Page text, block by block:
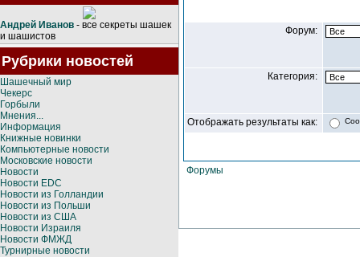
Андрей Иванов - все секреты шашек
и шашистов
Рубрики новостей
Шашечный мир
Чекерс
Горбыли
Мнения...
Информация
Книжные новинки
Компьютерные новости
Московские новости
Новости
Новости EDC
Новости из Голландии
Новости из Польши
Новости из США
Новости Израиля
Новости ФМЖД
Турнирные новости
Форум:
Категория:
Отображать результаты как:
Форумы